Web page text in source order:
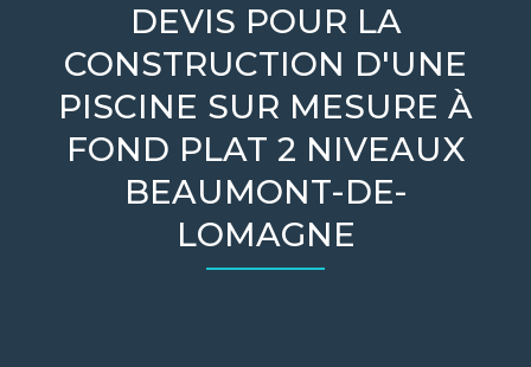
DEVIS POUR LA
CONSTRUCTION D'UNE
PISCINE SUR MESURE À
FOND PLAT 2 NIVEAUX
BEAUMONT-DE-
LOMAGNE